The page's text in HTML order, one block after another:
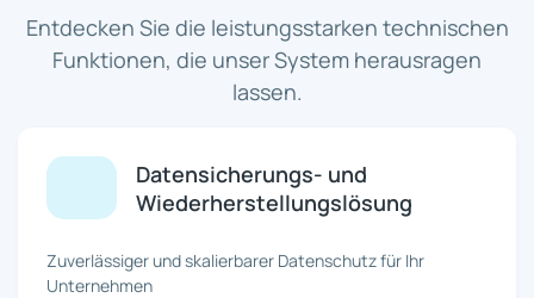
Entdecken Sie die leistungsstarken technischen
Funktionen, die unser System herausragen
lassen.
Datensicherungs- und
Wiederherstellungslösung
Zuverlässiger und skalierbarer Datenschutz für Ihr
Unternehmen